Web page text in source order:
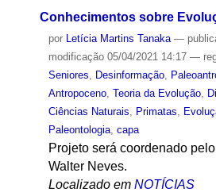
Conhecimentos sobre
por Letícia Martins Tanaka —
modificação05/04/2021 14:17 —
Seniores
Desinformação,
Antropoceno, Teoria da Evolução,
Ciências Naturais
Primatas
Paleontologia, capa
Projeto será coordenado
Walter Neves.
Localizado em NOTÍCIAS